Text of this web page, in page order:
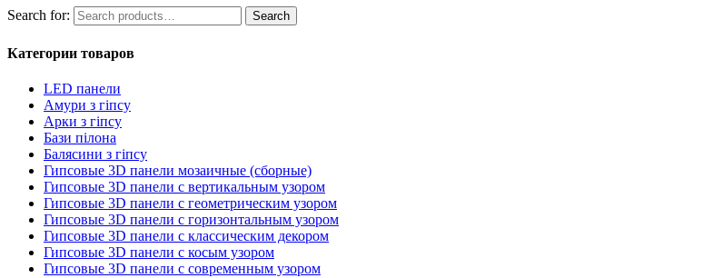
Search for: Search
Категории товаров
LED панели
Амури з гіпсу
Арки з гіпсу
Бази пілона
Балясини з гіпсу
Гипсовые 3D панели мозаичные (сборные)
Гипсовые 3D панели с вертикальным узором
Гипсовые 3D панели с геометрическим узором
Гипсовые 3D панели с горизонтальным узором
Гипсовые 3D панели с классическим декором
Гипсовые 3D панели с косым узором
Гипсовые 3D панели с современным узором